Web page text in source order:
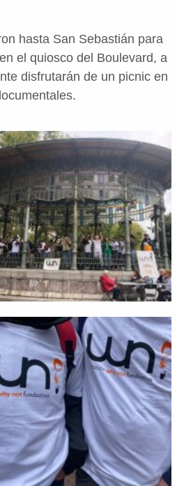
hasta San Sebastián para
en el quiosco del Boulevard, a
disfrutarán de un picnic en